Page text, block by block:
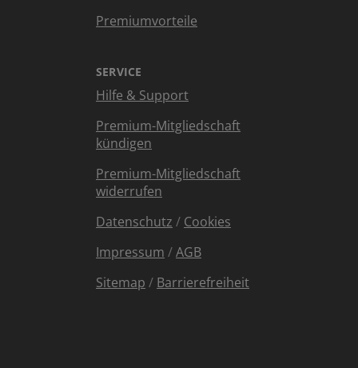
Premiumvorteile
SERVICE
Hilfe & Support
Premium-Mitgliedschaft
kündigen
Premium-Mitgliedschaft
widerrufen
Datenschutz / Cookies
Impressum /AGB
Sitemap / Barrierefreiheit